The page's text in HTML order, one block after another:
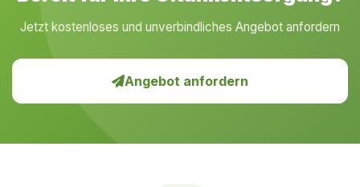
Jetzt kostenloses und unverbindliches Angebot anfordern
Angebot anfordern